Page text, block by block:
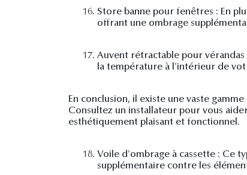
16. Store banne pour fenêtres : En
offrant une ombrage
17. Auvent rétractable pour
la température à l'intérieur de
En conclusion, il existe une vaste
Consultez un installateur pour vous
esthétiquement plaisant et fonctionnel.
18. Voile d'ombrage à cassette : Ce
supplémentaire contre les